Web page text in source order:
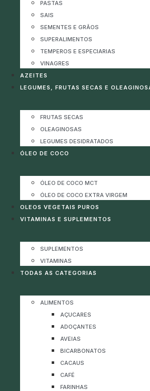
PASTAS
SAIS
SEMENTES E GRÃOS
SUPERALIMENTOS
TEMPEROS E ESPECIARIAS
VINAGRES
AZEITES
LEGUMES, FRUTAS SECAS E
FRUTAS SECAS
OLEAGINOSAS
LEGUMES DESIDRATADOS
ÓLEO DE COCO
ÓLEO DE COCO MCT
ÓLEO DE COCO EXTRA VIRGEM
OLEOS VEGETAIS PUROS
VITAMINAS E SUPLEMENTOS
SUPLEMENTOS
VITAMINAS
TODAS AS CATEGORIAS
ALIMENTOS
AÇUCARES
ADOÇANTES
AVEIAS
BICARBONATOS
CACAUS
CAFÉ
FARINHAS